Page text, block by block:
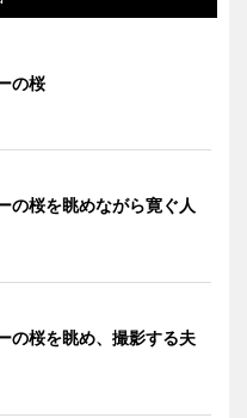
の桜
の桜を眺めながら寛ぐ人
の桜を眺め、撮影する夫